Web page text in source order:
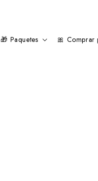
🎁 Paquetes 🎀 Comprar